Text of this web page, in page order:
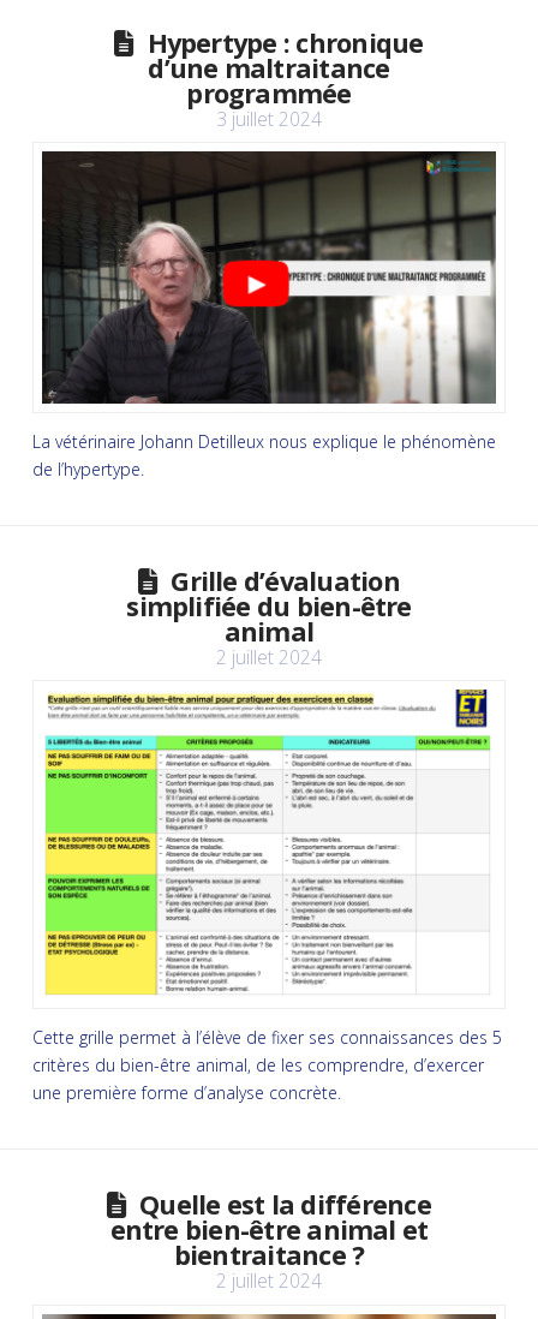
Hypertype : chronique
d’une maltraitance
programmée
3 juillet 2024
La vétérinaire Johann Detilleux nous explique le phénomène
de l’hypertype.
Grille d’évaluation
simplifiée du bien-être
animal
2 juillet 2024
Cette grille permet à l’élève de fixer ses connaissances des 5
critères du bien-être animal, de les comprendre, d’exercer
une première forme d’analyse concrète.
Quelle est la différence
entre bien-être animal et
bientraitance ?
2 juillet 2024